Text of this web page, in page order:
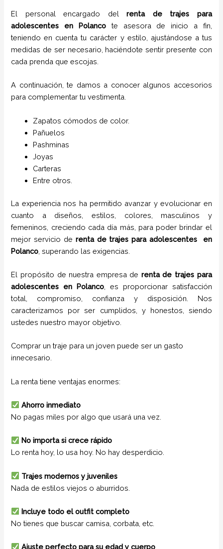
El personal encargado delrenta de trajes para
adolescentes en Polancote asesora de inicio a fin,
teniendo en cuenta tu carácter y estilo, ajustándose a tus
medidas de ser necesario, haciéndote sentir presente con
cada prenda que escojas.
A continuación, te damos a conocer algunos accesorios
para complementar tu vestimenta.
Zapatos cómodos de color.
Pañuelos
Pashminas
Joyas
Carteras
Entre otros.
La experiencia nos ha permitido avanzar y evolucionar en
cuanto a diseños, estilos, colores, masculinos y
femeninos, creciendo cada día más, para poder brindar el
mejor servicio de renta de trajes para adolescentes
en
Polanco , superando las exigencias.
El propósito de nuestra empresa de renta de trajes para
adolescentes enPolanco , es proporcionar satisfacción
total, compromiso, confianza y disposición. Nos
caracterizamos por ser cumplidos, y honestos, siendo
ustedes nuestro mayor objetivo.
Comprar un traje para un joven puede ser un gasto
innecesario.
La renta tiene ventajas enormes:
Ahorro inmediato
No pagas miles por algo que usará una vez.
No importa si crece rápido
Lo renta hoy, lo usa hoy. No hay desperdicio.
Trajes modernos y juveniles
Nada de estilos viejos o aburridos.
Incluye todo el outfit completo
No tienes que buscar camisa, corbata, etc.
Ajuste perfecto para su edad y cuerpo